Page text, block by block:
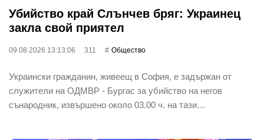
Убийство край Слънчев бряг: Украинец
закла свой приятел
09.08.2026 13:13:06 311 Общество
Украински гражданин, живеещ в София, е задържан от
служители на ОДМВР - Бургас за убийство на негов
сънародник, извършено около 03.00 ч. на тази…